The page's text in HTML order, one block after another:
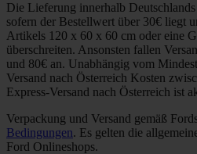
Die Lieferung innerhalb
sofern der Bestellwert über 30€ liegt
Artikels 120 x 60 x 60 cm oder eine
überschreiten. Ansonsten fallen
und 80€ an. Unabhängig vom
Versand nach Österreich Kosten
Express-Versand nach Österreich ist
Verpackung und Versand gemäß
Bedingungen. Es gelten die
Ford Onlineshops.